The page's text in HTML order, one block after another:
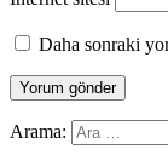
Daha sonraki
Arama: